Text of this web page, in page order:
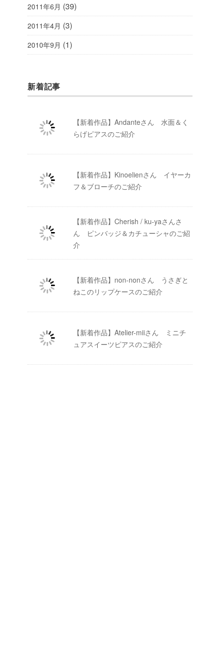
2011年6月 (39)
2011年4月 (3)
2010年9月 (1)
新着記事
【新着作品】Andanteさん 水面＆く
らげピアスのご紹介
【新着作品】Kinoelienさん イヤーカ
フ＆ブローチのご紹介
【新着作品】Cherish / ku-yaさんさ
ん ピンバッジ＆カチューシャのご紹
介
【新着作品】non-nonさん うさぎと
ねこのリップケースのご紹介
【新着作品】Atelier-miiさん ミニチ
ュアスイーツピアスのご紹介